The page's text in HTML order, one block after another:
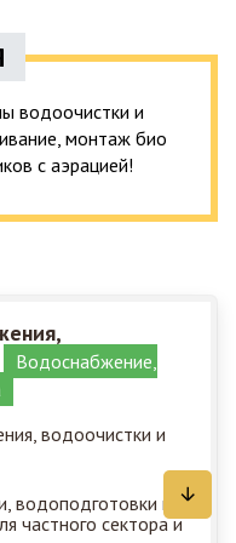
водоочистки и
монтаж био
с аэрацией!
Водоснабжение,
водоподготовки и
частного сектора и